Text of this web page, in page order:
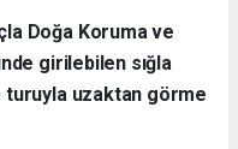
Doğa Koruma ve
girilebilen sığla
turuyla uzaktan görme